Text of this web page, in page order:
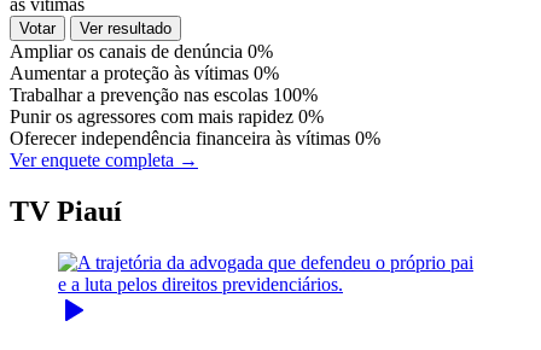
às vítimas
Votar Ver resultado
Ampliar os canais de denúncia 0%
Aumentar a proteção às vítimas 0%
Trabalhar a prevenção nas escolas 100%
Punir os agressores com mais rapidez 0%
Oferecer independência financeira às vítimas 0%
Ver enquete completa →
TV Piauí